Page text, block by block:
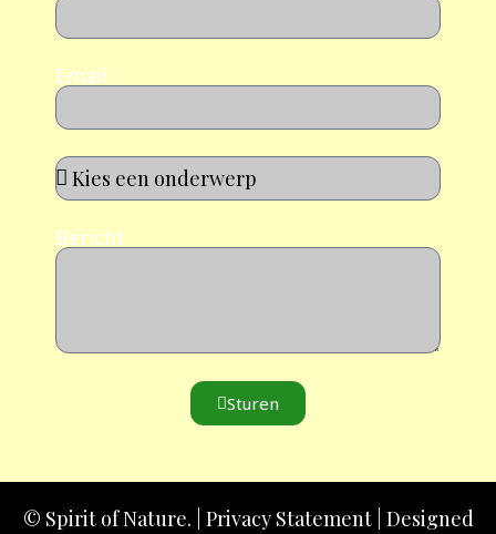
Email
Bericht
Sturen
© Spirit of Nature. | Privacy Statement| Designed